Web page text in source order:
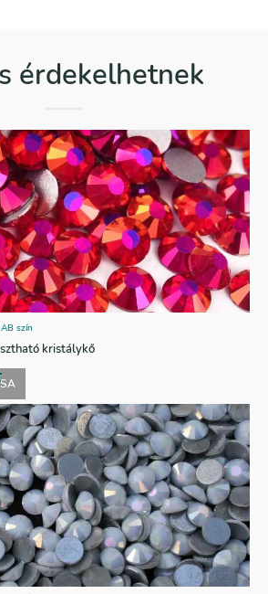
érdekelhetnek
szín
kristálykő